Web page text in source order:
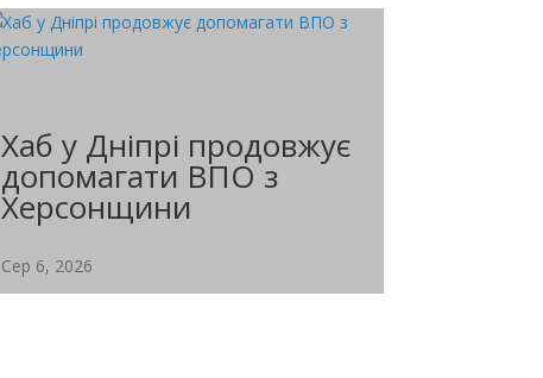
Хаб у Дніпрі продовжує
допомагати ВПО з
Херсонщини
Сер 6, 2026